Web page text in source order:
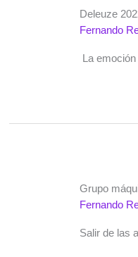
Deleuze
Fernando
La
Grupo
Fernando
Salir de las